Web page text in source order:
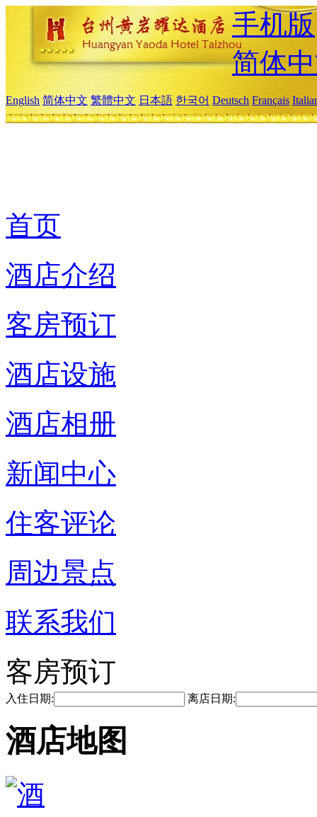
手机版
简体
English 简体中文 繁體中文 日本語 한국어 Deutsch Français
首页
酒店介绍
客房预订
酒店设施
酒店相册
新闻中心
住客评论
周边景点
联系我们
客房预订
入住日期: 离店日期:
酒店地图